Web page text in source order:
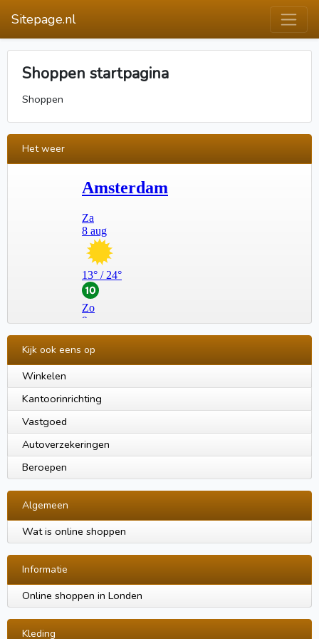
Sitepage.nl
Shoppen startpagina
Shoppen
Het weer
Kijk ook eens op
Winkelen
Kantoorinrichting
Vastgoed
Autoverzekeringen
Beroepen
Algemeen
Wat is online shoppen
Informatie
Online shoppen in Londen
Kleding